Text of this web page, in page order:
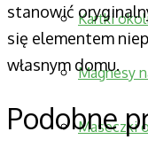
Kartki
Magnesy
Maseczki
stanowić
się elementem
własnym domu.
Podobne